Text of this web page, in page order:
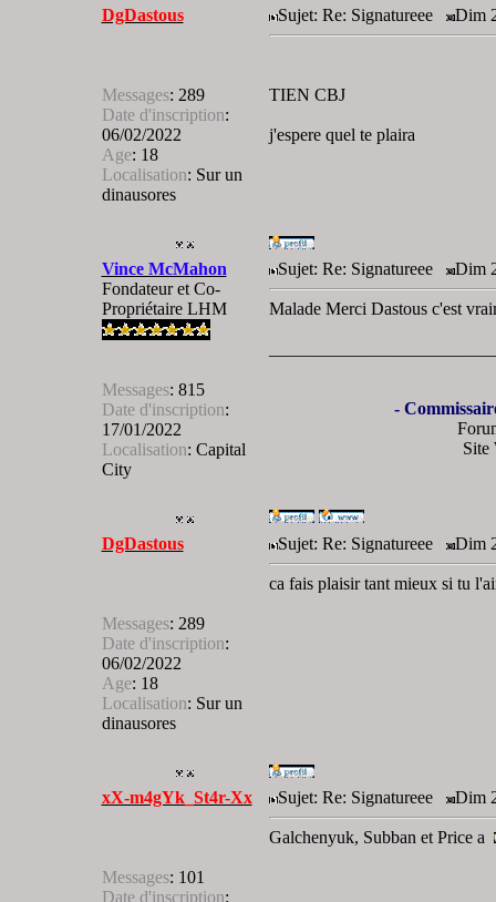
DgDastous
Messages: 289
Date d'inscription:
06/02/2022
Age: 18
Localisation: Sur un
dinausores
Sujet: Re: Signatureee Dim
TIEN CBJ
j'espere quel te plaira
Vince McMahon
Fondateur et Co-
Propriétaire LHM
Messages: 815
Date d'inscription:
17/01/2022
Localisation: Capital
City
Sujet: Re: Signatureee Dim
Malade Merci Dastous c'est
-
Site
DgDastous
Messages: 289
Date d'inscription:
06/02/2022
Age: 18
Localisation: Sur un
dinausores
Sujet: Re: Signatureee Dim
ca fais plaisir tant mieux si tu
xX-m4gYk_St4r-Xx
Messages: 101
Date d'inscription:
Sujet: Re: Signatureee Dim
Galchenyuk, Subban et Price a